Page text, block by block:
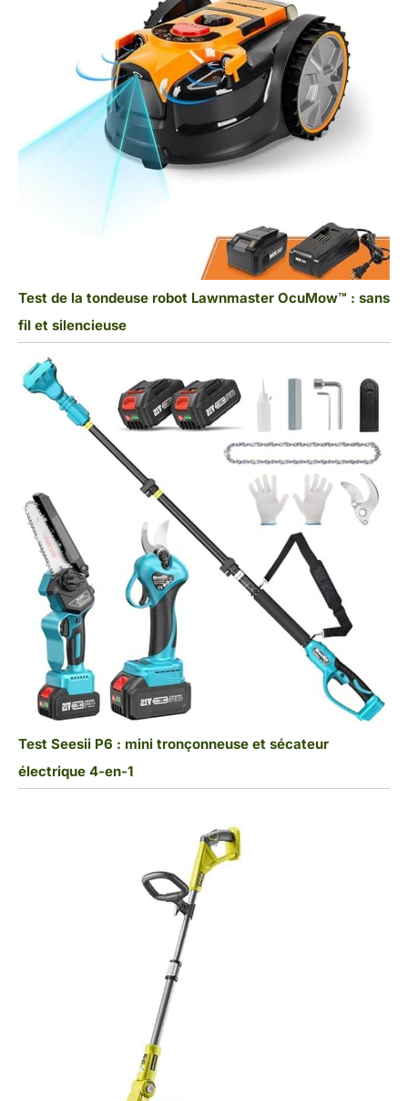
Test de la tondeuse robot Lawnmaster OcuMow™ : sans
fil et silencieuse
Test Seesii P6 : mini tronçonneuse et sécateur
électrique 4-en-1